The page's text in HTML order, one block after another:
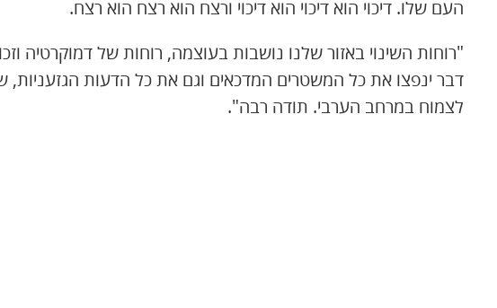
העם שלו. דיכוי הוא דיכוי הוא דיכוי ורצח הוא רצח הוא רצח.
"רוחות השינוי באזור שלנו נושבות בעוצמה, רוחות של דמוקרטיה
דבר ינפצו את כל המשטרים המדכאים וגם את כל הדעות הגזעניות,
לצמוח במרחב הערבי. תודה רבה".